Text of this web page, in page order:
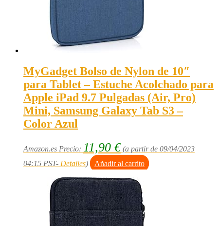
MyGadget Bolso de Nylon de 10″
para Tablet – Estuche Acolchado para
Apple iPad 9.7 Pulgadas (Air, Pro)
Mini, Samsung Galaxy Tab S3 –
Color Azul
Amazon.es Precio: 11,90 € (a partir de 09/04/2023
04:15 PST- Detalles) Añadir al carrito